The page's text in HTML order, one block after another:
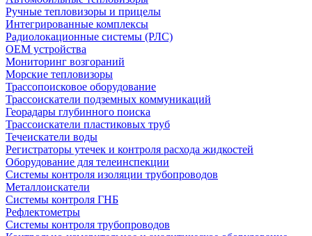
Ручные тепловизоры и прицелы
Интегрированные комплексы
Радиолокационные системы (РЛС)
OEM устройства
Мониторинг возгораний
Морские тепловизоры
Трассопоисковое оборудование
Трассоискатели подземных коммуникаций
Георадары глубинного поиска
Трассоискатели пластиковых труб
Течеискатели воды
Регистраторы утечек и контроля расхода жидкостей
Оборудование для телеинспекции
Cистемы контроля изоляции трубопроводов
Металлоискатели
Системы контроля ГНБ
Рефлектометры
Системы контроля трубопроводов